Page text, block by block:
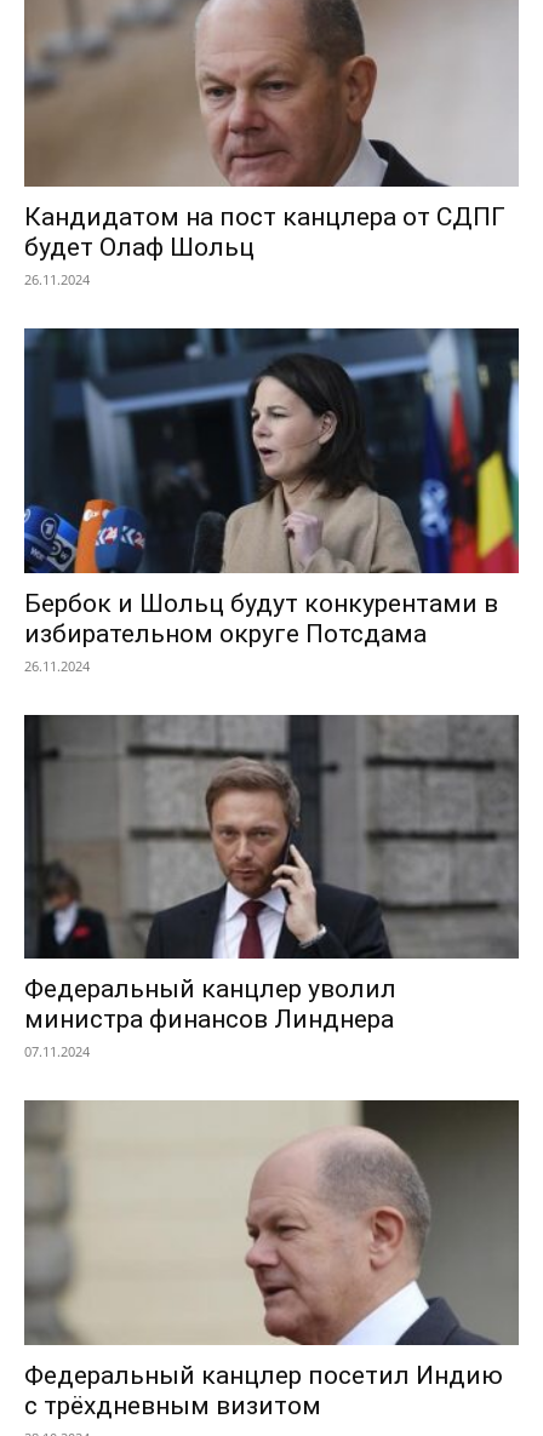
Кандидатом на пост канцлера от СДПГ
будет Олаф Шольц
26.11.2024
Бербок и Шольц будут конкурентами в
избирательном округе Потсдама
26.11.2024
Федеральный канцлер уволил
министра финансов Линднера
07.11.2024
Федеральный канцлер посетил Индию
с трёхдневным визитом